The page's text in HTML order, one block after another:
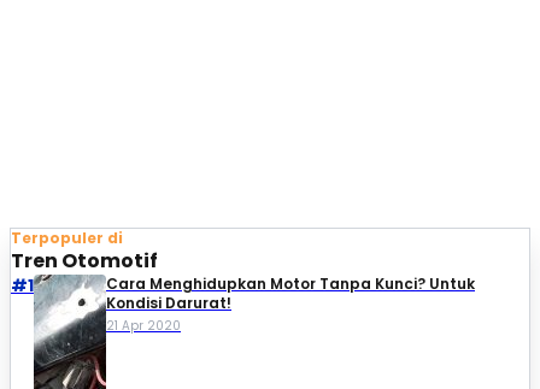
Terpopuler di
Tren Otomotif
#1
Cara Menghidupkan Motor Tanpa Kunci? Untuk
Kondisi Darurat!
21 Apr 2020